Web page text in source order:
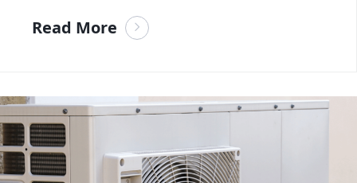
confort et vos économies
Read More